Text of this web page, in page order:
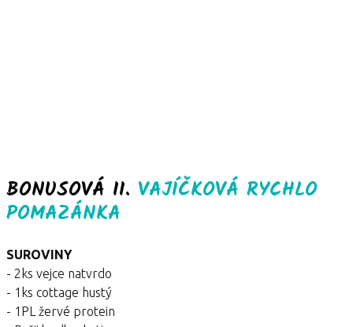
BONUSOVÁ II. VAJÍČKOVÁ RYCHLO
POMAZÁNKA
SUROVINY
- 2ks vejce natvrdo
- 1ks cottage hustý
- 1PL žervé protein